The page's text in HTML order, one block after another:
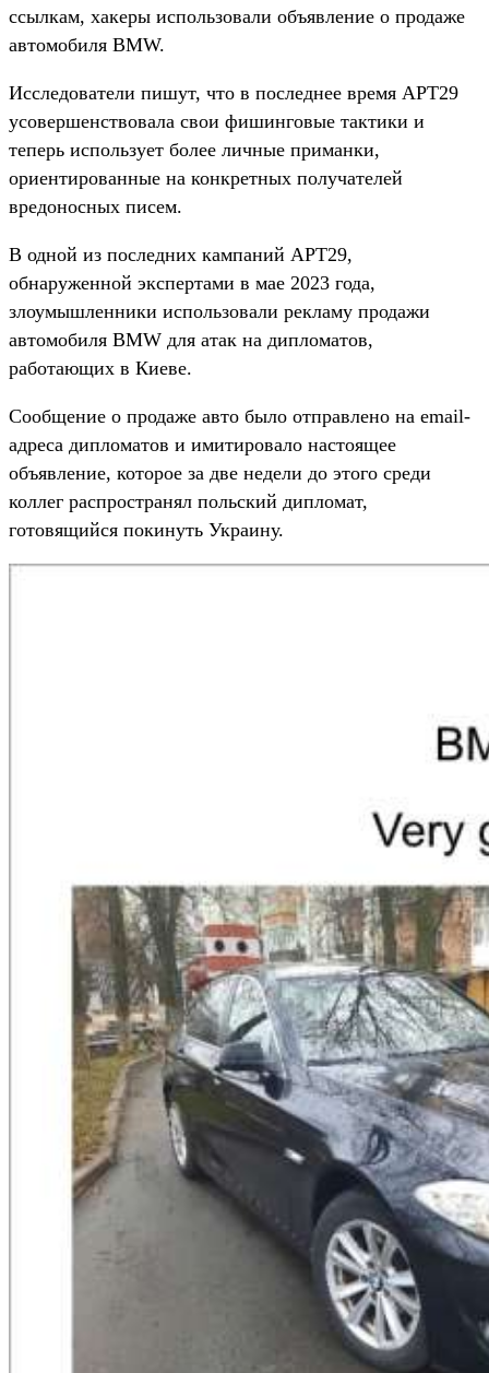
ссылкам, хакеры использовали объявление о продаже
автомобиля BMW.
Исследователи пишут, что в последнее время APT29
усовершенствовала свои фишинговые тактики и
теперь использует более личные приманки,
ориентированные на конкретных получателей
вредоносных писем.
В одной из последних кампаний APT29,
обнаруженной экспертами в мае 2023 года,
злоумышленники использовали рекламу продажи
автомобиля BMW для атак на дипломатов,
работающих в Киеве.
Сообщение о продаже авто было отправлено ​​на email-
адреса дипломатов и имитировало настоящее
объявление, которое за две недели до этого среди
коллег распространял польский дипломат,
готовящийся покинуть Украину.